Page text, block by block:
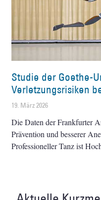
Studie der Goethe-
Verletzungsrisiken
19. März 2026
Die Daten der Frankfurter
Prävention und besserer
Professioneller Tanz ist